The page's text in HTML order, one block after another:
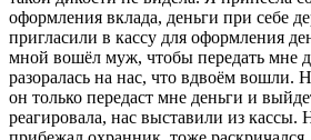
оформления вклада, деньги при себе
пригласили в кассу для оформления
мной вошёл муж, чтобы передать мне
разоралась на нас, что вдвоём вошли.
он только передаст мне деньги и
реагировала, нас выставили из кассы.